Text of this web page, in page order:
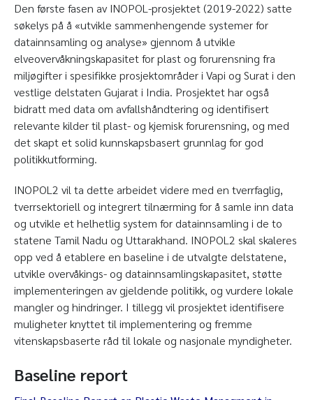
Den første fasen av INOPOL-prosjektet (2019-2022) satte
søkelys på å «utvikle sammenhengende systemer for
datainnsamling og analyse» gjennom å utvikle
elveovervåkningskapasitet for plast og forurensning fra
miljøgifter i spesifikke prosjektområder i Vapi og Surat i den
vestlige delstaten Gujarat i India. Prosjektet har også
bidratt med data om avfallshåndtering og identifisert
relevante kilder til plast- og kjemisk forurensning, og med
det skapt et solid kunnskapsbasert grunnlag for god
politikkutforming.
INOPOL2 vil ta dette arbeidet videre med en tverrfaglig,
tverrsektoriell og integrert tilnærming for å samle inn data
og utvikle et helhetlig system for datainnsamling i de to
statene Tamil Nadu og Uttarakhand. INOPOL2 skal skaleres
opp ved å etablere en baseline i de utvalgte delstatene,
utvikle overvåkings- og datainnsamlingskapasitet, støtte
implementeringen av gjeldende politikk, og vurdere lokale
mangler og hindringer. I tillegg vil prosjektet identifisere
muligheter knyttet til implementering og fremme
vitenskapsbaserte råd til lokale og nasjonale myndigheter.
Baseline report